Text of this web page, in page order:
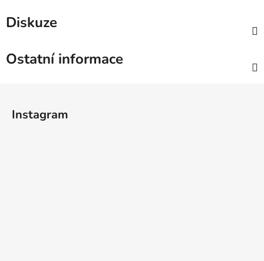
Diskuze
Ostatní informace
Instagram